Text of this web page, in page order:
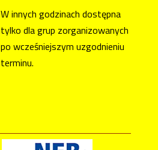
W innych godzinach dostępna
tylko dla grup zorganizowanych
po wcześniejszym uzgodnieniu
terminu.